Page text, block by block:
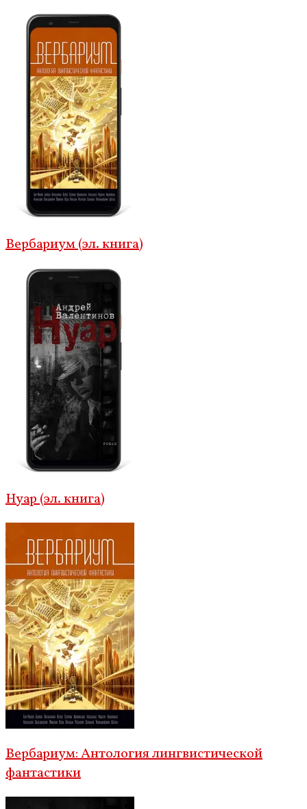
Вербариум (эл. книга)
Нуар (эл. книга)
Вербариум: Антология лингвистической
фантастики